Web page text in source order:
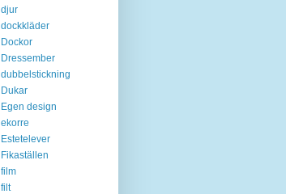
djur
dockkläder
Dockor
Dressember
dubbelstickning
Dukar
Egen design
ekorre
Estetelever
Fikaställen
film
filt